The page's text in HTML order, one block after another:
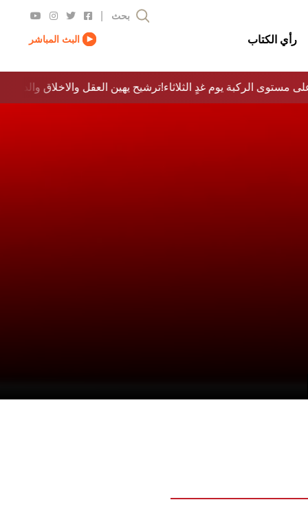
رأي الكتاب
بحث
البث المباشر
ترشيح يهين العقل والاخلاق والدولة…؟!مستوى الركبة يوم غدٍ الثلاثاء